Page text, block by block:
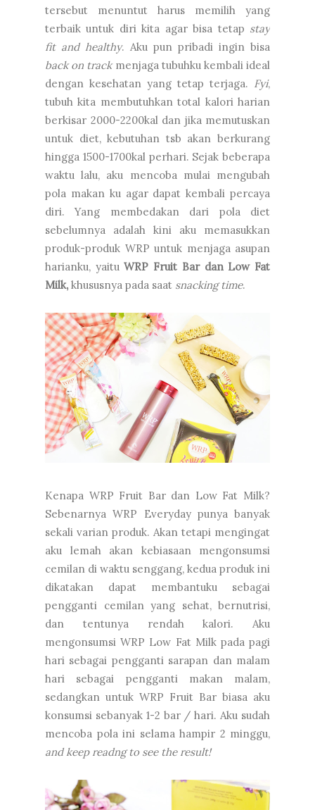
tersebut menuntut harus memilih yang
terbaik untuk diri kita agar bisa tetap stay
fit and healthy. Aku pun pribadi ingin bisa
back on trackmenjaga tubuhku kembali ideal
dengan kesehatan yang tetap terjaga. Fyi,
tubuh kita membutuhkan total kalori harian
berkisar 2000-2200kal dan jika memutuskan
untuk diet, kebutuhan tsb akan berkurang
hingga 1500-1700kal perhari. Sejak beberapa
waktu lalu, aku mencoba mulai mengubah
pola makan ku agar dapat kembali percaya
diri. Yang membedakan dari pola diet
sebelumnya adalah kini aku memasukkan
produk-produk WRP untuk menjaga asupan
harianku, yaituWRP Fruit Bar dan Low Fat
Milk, khususnya pada saat snacking time.
Kenapa WRP Fruit Bar dan Low Fat Milk?
Sebenarnya WRP Everyday punya banyak
sekali varian produk. Akan tetapi mengingat
aku lemah akan kebiasaan mengonsumsi
cemilan di waktu senggang, kedua produk ini
dikatakan dapat membantuku sebagai
pengganti cemilan yang sehat, bernutrisi,
dan tentunya rendah kalori. Aku
mengonsumsi WRP Low Fat Milk pada pagi
hari sebagai pengganti sarapan dan malam
hari sebagai pengganti makan malam,
sedangkan untuk WRP Fruit Bar biasa aku
konsumsi sebanyak 1-2 bar / hari. Aku sudah
mencoba pola ini selama hampir 2 minggu,
and keep readng to see the result!